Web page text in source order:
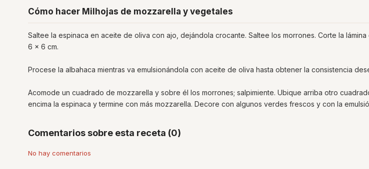
Cómo hacer Milhojas de mozzarella y vegetales
Saltee la espinaca en aceite de oliva con ajo, dejándola crocante. Saltee los morrones. Corte la
6 x 6 cm.
Procese la albahaca mientras va emulsionándola con aceite de oliva hasta obtener la consistencia
Acomode un cuadrado de mozzarella y sobre él los morrones; salpimiente. Ubique arriba otro
encima la espinaca y termine con más mozzarella. Decore con algunos verdes frescos y con la
Comentarios sobre esta receta (0)
No hay comentarios